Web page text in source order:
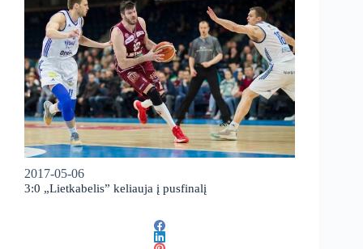
2017-05-06
3:0 „Lietkabelis” keliauja į pusfinalį